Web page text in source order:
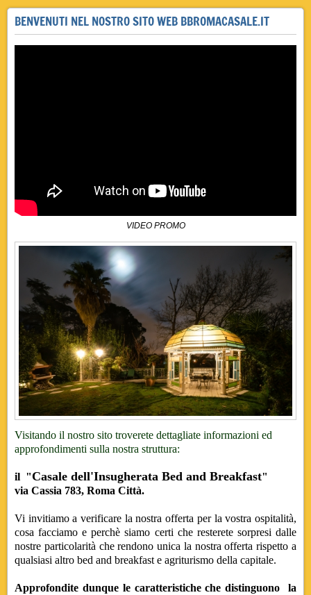
BENVENUTI NEL NOSTRO SITO WEB BBROMACASALE.IT
VIDEO PROMO
Visitando il nostro sito troverete dettagliate informazioni ed
approfondimenti sulla nostra struttura:
il "Casale dell'Insugherata Bed and Breakfast"
via Cassia 783, Roma Città.
Vi invitiamo a verificare la nostra offerta per la vostra ospitalità,
cosa facciamo e perchè siamo certi che resterete sorpresi dalle
nostre particolarità che rendono unica la nostra offerta rispetto a
qualsiasi altro bed and breakfast e agriturismo della capitale.
Approfondite dunque le caratteristiche che distinguono la